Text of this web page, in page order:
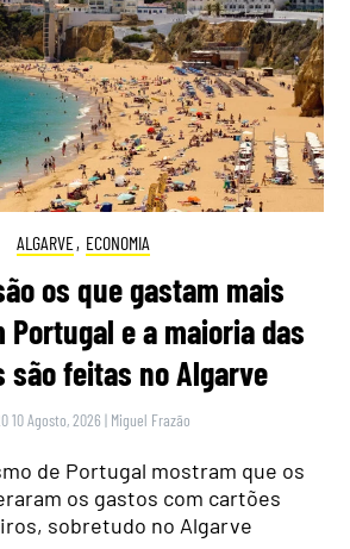
ALGARVE, ECONOMIA
os que gastam mais
Portugal e a maioria das
são feitas no Algarve
10 Agosto, 2026 | Miguel Frazão
de Portugal mostram que os
os gastos com cartões
sobretudo no Algarve